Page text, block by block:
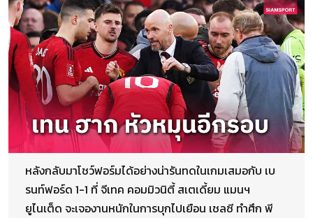
หลังกลับมาโชว์ฟอร์มได้อย่างน่ารันทดในเกมเสมอกับ เบ
รนท์ฟอร์ด 1-1 ที่ จีเทค คอมมิวนิตี้ สเตเดี้ยม แมนฯ
ยูไนเต็ด จะเจองานหนักในการบุกไปเยือน เชลซี ทำศึก พี